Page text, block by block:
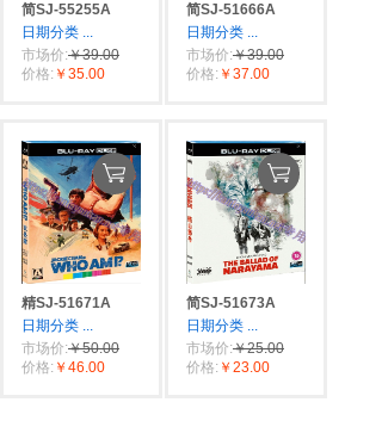
简SJ-55255A
日期分类 ...
市场价:￥39.00
价格: ￥35.00
简SJ-51666A
日期分类 ...
市场价:￥39.00
价格: ￥37.00
精SJ-51671A
日期分类 ...
市场价:￥50.00
价格: ￥46.00
简SJ-51673A
日期分类 ...
市场价:￥25.00
价格: ￥23.00